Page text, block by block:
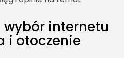
wybór internetu
i otoczenie